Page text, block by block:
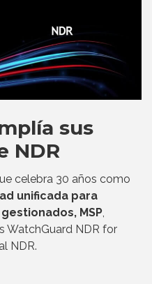
sus
NDR
celebra 30 años como
unificada para
MSP,
WatchGuard NDR for
NDR.